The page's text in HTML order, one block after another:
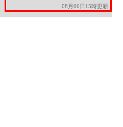
08月06日15時更新